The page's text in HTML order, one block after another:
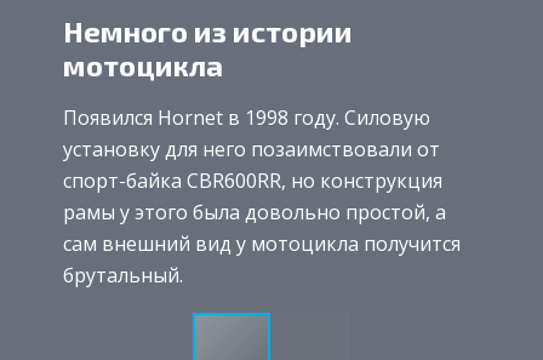
Немного из истории
мотоцикла
Появился Hornet в 1998 году. Силовую
установку для него позаимствовали от
спорт-байка CBR600RR, но конструкция
рамы у этого была довольно простой, а
сам внешний вид у мотоцикла получится
брутальный.